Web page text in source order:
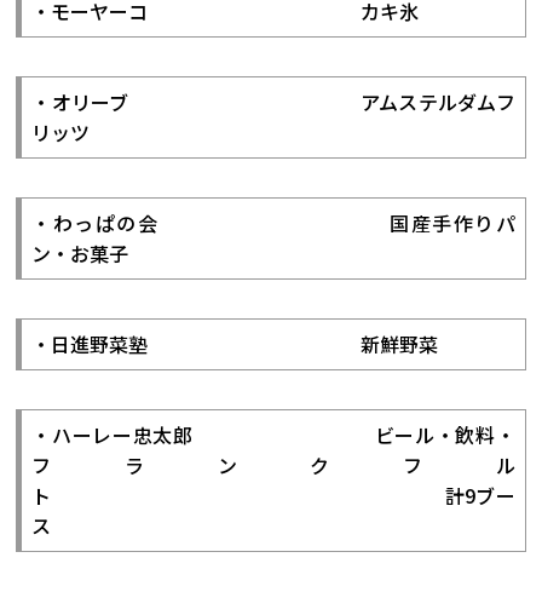
・モーヤーコ カキ氷
・オリーブ アムステルダムフ
リッツ
・わっぱの会 国産手作りパ
ン・お菓子
・日進野菜塾 新鮮野菜
・ハーレー忠太郎 ビール・飲料・
フランクフル
ト 計9ブー
ス